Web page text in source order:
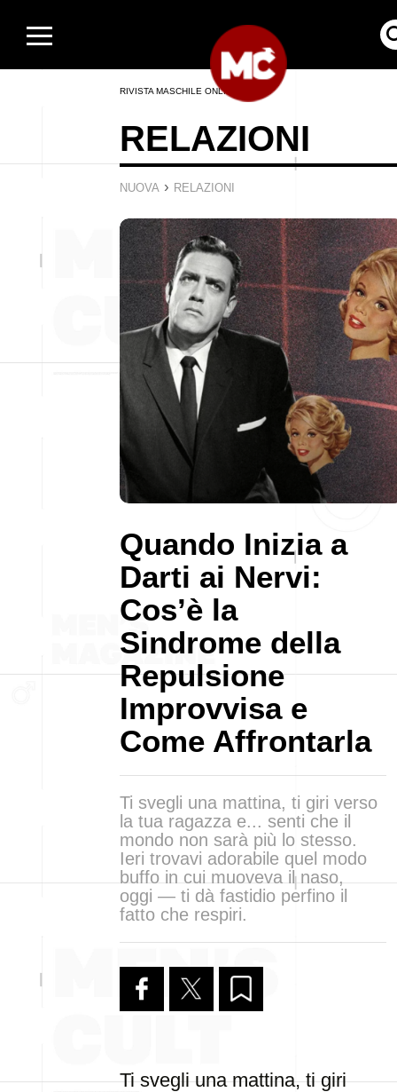
RIVISTA MASCHILE ONLINE
RELAZIONI
NUOVA › RELAZIONI
Quando Inizia a
Darti ai Nervi:
Cos’è la
Sindrome della
Repulsione
Improvvisa e
Come Affrontarla
Ti svegli una mattina, ti giri verso
la tua ragazza e... senti che il
mondo non sarà più lo stesso.
Ieri trovavi adorabile quel modo
buffo in cui muoveva il naso,
oggi — ti dà fastidio perfino il
fatto che respiri.
Ti svegli una mattina, ti giri